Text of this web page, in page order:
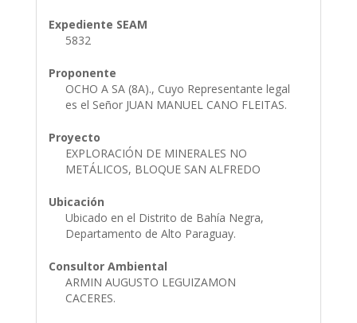
Expediente SEAM
5832
Proponente
OCHO A SA (8A)., Cuyo Representante legal
es el Señor JUAN MANUEL CANO FLEITAS.
Proyecto
EXPLORACIÓN DE MINERALES NO
METÁLICOS, BLOQUE SAN ALFREDO
Ubicación
Ubicado en el Distrito de Bahía Negra,
Departamento de Alto Paraguay.
Consultor Ambiental
ARMIN AUGUSTO LEGUIZAMON
CACERES.